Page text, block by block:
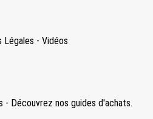
Légales - Vidéos
- Découvrez nos guides d'achats.